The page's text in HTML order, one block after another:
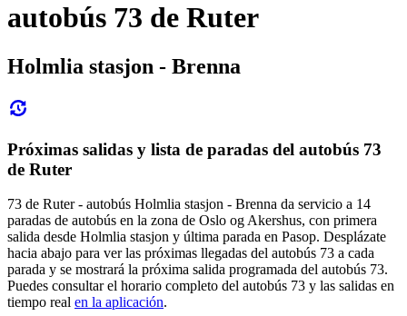
autobús 73 de Ruter
Holmlia stasjon - Brenna
Próximas salidas y lista de paradas del autobús 73
de Ruter
73 de Ruter - autobús Holmlia stasjon - Brenna da servicio a 14
paradas de autobús en la zona de Oslo og Akershus, con primera
salida desde Holmlia stasjon y última parada en Pasop. Desplázate
hacia abajo para ver las próximas llegadas del autobús 73 a cada
parada y se mostrará la próxima salida programada del autobús 73.
Puedes consultar el horario completo del autobús 73 y las salidas en
tiempo real en la aplicación.